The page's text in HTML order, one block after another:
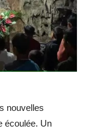
nouvelles
écoulée. Un